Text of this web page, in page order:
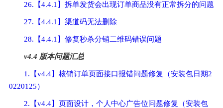
26.【4.4.1】拆单发货会出现订单商品没有正常拆分的问题
27.【4.4.1】渠道码无法删除
28.【4.4.1】修复秒杀分销二维码错误问题
v4.4 版本问题汇总
1.【v4.4】核销订单页面接口报错问题修复（安装包日期2
0220125）
2.【v4.4】页面设计，个人中心广告位问题修复（安装包